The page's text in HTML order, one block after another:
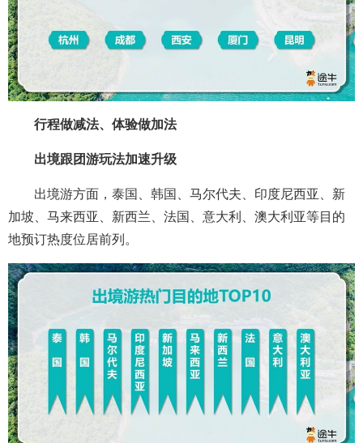
行程做减法、体验做加法
出境跟团游玩法加速升级
出境游方面，泰国、韩国、马尔代夫、印度尼西亚、新
加坡、马来西亚、新西兰、法国、意大利、澳大利亚等目的
地预订热度位居前列。